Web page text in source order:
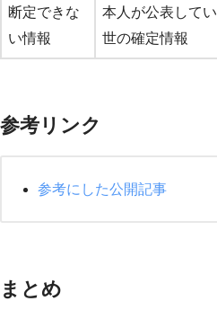
断定できな
い情報
本人が公表して
世の確定情報
参考リンク
参考にした公開記事
まとめ